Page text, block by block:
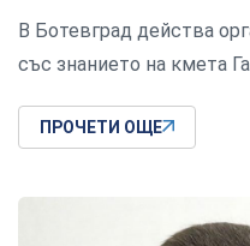
В Ботевград действа
със знанието на кмета
ПРОЧЕТИ ОЩЕ